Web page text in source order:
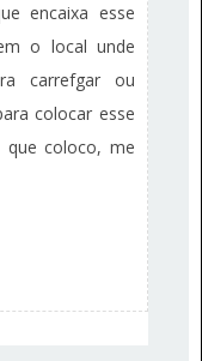
encaixa esse
o local unde
carrefgar ou
colocar esse
coloco, me